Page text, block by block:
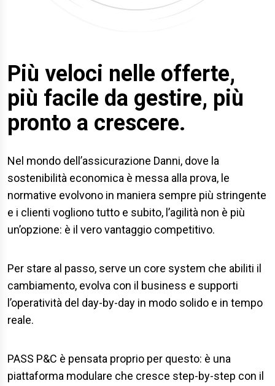
Più veloci nelle offerte,
più facile da gestire, più
pronto a crescere.
Nel mondo dell’assicurazione Danni, dove la
sostenibilità economica è messa alla prova, le
normative evolvono in maniera sempre più stringente
e i clienti vogliono tutto e subito, l’agilità non è più
un’opzione: è il vero vantaggio competitivo.
Per stare al passo, serve un core system che abiliti il
cambiamento, evolva con il business e supporti
l’operatività del day-by-day in modo solido e in tempo
reale.
PASS P&C è pensata proprio per questo: è una
piattaforma modulare che cresce step-by-step con il